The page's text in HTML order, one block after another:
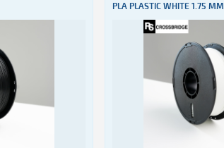
PLA PLASTIC WHITE 1.75 MM